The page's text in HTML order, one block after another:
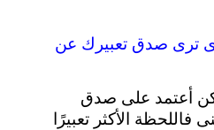
ترى صدق تعبيرك عن
أعتمد على صدق
فاللحظة الأكثر تعبيرًا